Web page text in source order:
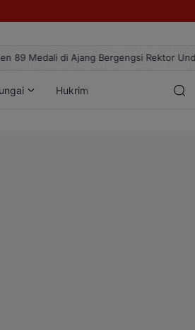
89 Medali di Ajang Bergengsi Rektor
Hukrim